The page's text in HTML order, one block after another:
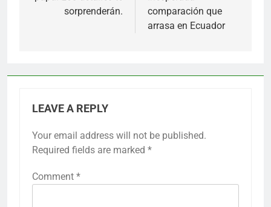
sorprenderán.
comparación que
arrasa en Ecuador
LEAVE A REPLY
Your email address will not be published.
Required fields are marked *
Comment *